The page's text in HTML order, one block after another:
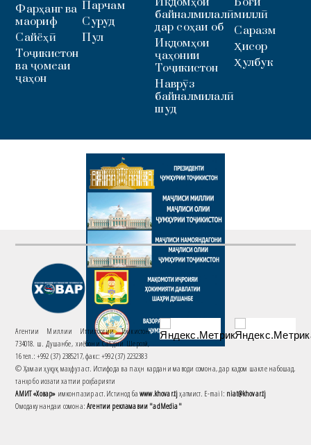
Фарҳанг ва
маориф
Сайёҳӣ
Тоҷикистон
ва ҷомеаи
ҷаҳон
Парчам
Суруд
Пул
байналмилалӣ
дар соҳаи об
Иқдомҳои
ҷаҳонии
Тоҷикистон
Наврӯз
байналмилалӣ
шуд
миллӣ
Саразм
Ҳисор
Ҳулбук
Агентии Миллии Иттилоотии Тоҷикистон
734018. ш. Душанбе, хиёбони Саъдии Шерозӣ,
16 тел.: +992 (37) 2385217, факс: +992 (37) 2232383
© Ҳамаи ҳуқуқ маҳфуз аст. Истифода ва паҳн кардани маводи сомона, дар кадом шакле набошад,
танҳо бо иҷозати хаттии роҳбарияти
АМИТ «Ховар» имконпазир аст. Истинод баwww.khovar.tjҳатмист. E-mail: niat@khovar.tj
Омодакунандаи сомона:Агентии рекламавии "adMedia"